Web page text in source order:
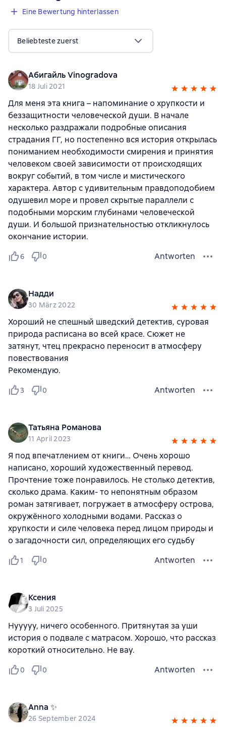
Eine Bewertung hinterlassen
Beliebteste zuerst
Абигайль Vinogradova
18 Juli 2021
Для меня эта книга – напоминание о хрупкости и
беззащитности человеческой души. В начале
несколько раздражали подробные описания
страдания ГГ, но постепенно вся история открылась
пониманием необходимости смирения и принятия
человеком своей зависимости от происходящих
вокруг событий, в том числе и мистического
характера. Автор с удивительным правдоподобием
одушевил море и провел скрытые параллели с
подобными морским глубинами человеческой
души. И большой признательностью откликнулось
окончание истории.
6 0 Antworten
Надди
30 März 2022
Хороший не спешный шведский детектив, суровая
природа расписана во всей красе. Сюжет не
затянут, чтец прекрасно переносит в атмосферу
повествования
Рекомендую.
3 0 Antworten
Татьяна Романова
11 April 2023
Я под впечатлением от книги… Очень хорошо
написано, хороший художественный перевод.
Прочтение тоже понравилось. Не столько детектив,
сколько драма. Каким- то непонятным образом
роман затягивает, погружает в атмосферу острова,
окружённого холодными водами. Рассказ о
хрупкости и силе человека перед лицом природы и
о загадочности сил, определяющих его судьбу
1 0 Antworten
Ксения
3 Juli 2025
Нууууу, ничего особенного. Притянутая за уши
история о подвале с матрасом. Хорошо, что рассказ
короткий относительно. Не вау.
0 0 Antworten
Anna ✨
26 September 2024